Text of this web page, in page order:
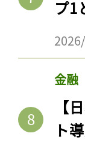
プ1
金融
【
ト